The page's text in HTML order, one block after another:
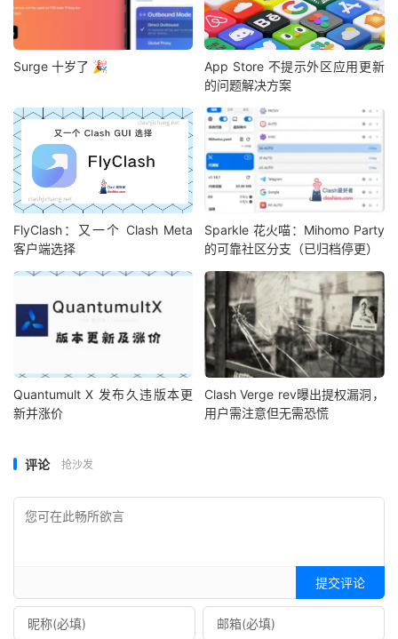
Surge 十岁了 🎉
App Store 不提示外区应用更新
的问题解决方案
FlyClash：又一个 Clash Meta
客户端选择
Sparkle 花火喵：Mihomo Party
的可靠社区分支（已归档停更）
Quantumult X 发布久违版本更
新并涨价
Clash Verge rev曝出提权漏洞，
用户需注意但无需恐慌
评论 抢沙发
提交评论